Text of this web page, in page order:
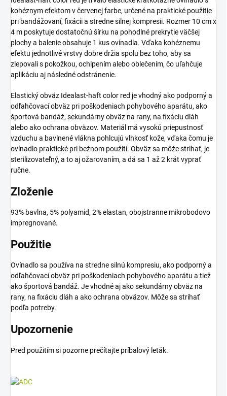
kohéznym efektom v červenej farbe, určené na praktické použitie
pri bandážovaní, fixácii a stredne silnej kompresii. Rozmer 10 cm x
4 m poskytuje dostatočnú šírku na pohodlné prekrytie väčšej
plochy a balenie obsahuje 1 kus ovínadla. Vďaka kohéznemu
efektu jednotlivé vrstvy dobre držia spolu bez toho, aby sa
zlepovali s pokožkou, ochlpením alebo oblečením, čo uľahčuje
aplikáciu aj následné odstránenie.
Elastický obväz Idealast-haft color red je vhodný ako podporný a
odľahčovací obväz pri poškodeniach pohybového aparátu, ako
športová bandáž, sekundárny obväz na rany, na fixáciu dláh
alebo ako ochrana obväzov. Materiál má vysokú priepustnosť
vzduchu a bavlnené vlákna pohlcujú vlhkosť kože, vďaka čomu je
ovínadlo praktické pri bežnom použití. Obväz sa môže strihať, je
sterilizovateľný, a to aj ožarovaním, a dá sa 1 až 2 krát vyprať
ručne.
Zloženie
93% bavlna, 5% polyamid, 2% elastan, obojstranne mikrobodovo
impregnované.
Použitie
Ovínadlo sa používa na stredne silnú kompresiu, ako podporný a
odľahčovací obväz pri poškodeniach pohybového aparátu a tiež
ako športová bandáž. Je vhodné aj ako sekundárny obväz na
rany, na fixáciu dláh a ako ochrana obväzov. Môže sa strihať
podľa potreby.
Upozornenie
Pred použitím si pozorne prečítajte príbalový leták.